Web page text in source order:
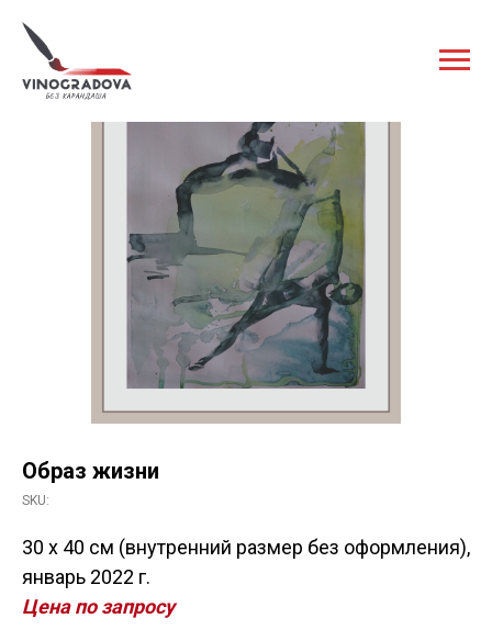
Образ жизни
SKU:
30 x 40 см (внутренний размер без оформления),
январь 2022 г.
Цена по запросу